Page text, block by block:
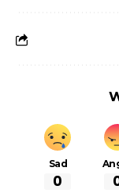
Sad
0